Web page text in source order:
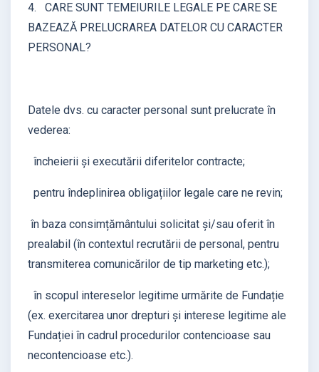
4. CARE SUNT TEMEIURILE LEGALE PE CARE SE
BAZEAZĂ PRELUCRAREA DATELOR CU CARACTER
PERSONAL?
Datele dvs. cu caracter personal sunt prelucrate în
vederea:
încheierii și executării diferitelor contracte;
pentru îndeplinirea obligațiilor legale care ne revin;
în baza consimțământului solicitat și/sau oferit în
prealabil (în contextul recrutării de personal, pentru
transmiterea comunicărilor de tip marketing etc.);
în scopul intereselor legitime urmărite de Fundație
(ex. exercitarea unor drepturi și interese legitime ale
Fundației în cadrul procedurilor contencioase sau
necontencioase etc.).